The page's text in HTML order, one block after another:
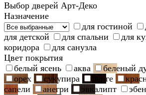
Выбор дверей Арт-Деко
Назначение
для гостиной
для детской
для спальни для
коридора
для санузла
Цвет покрытия
белый ясень
аква беленый
орех
сукупира венге
сапели
анегри эвкалипт эбен